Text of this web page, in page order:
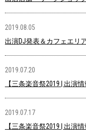
2019.08.05
出演DJ発表＆カフェエリ
2019.07.20
【三条楽音祭2019 | 出演
2019.07.17
【三条楽音祭2019 | 出演